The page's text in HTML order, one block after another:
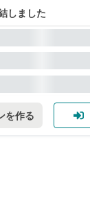
しました
を作る